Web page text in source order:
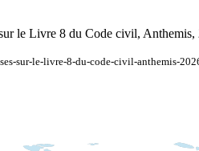
le Livre 8 du Code civil, Anthemis,
sur-le-livre-8-du-code-civil-anthemis-